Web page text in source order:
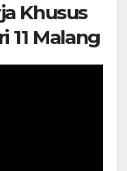
Khusus
11 Malang